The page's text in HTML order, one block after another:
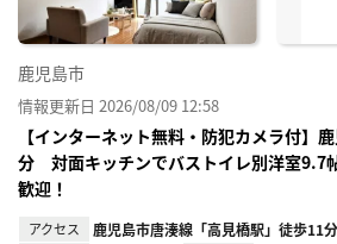
鹿児島市
情報更新日 2026/08/09 12:58
【インターネット無料・防犯カメラ付】
分 対面キッチンでバストイレ別洋室9.7
歓迎！
アクセス 鹿児島市唐湊線「高見橋駅」徒歩11分